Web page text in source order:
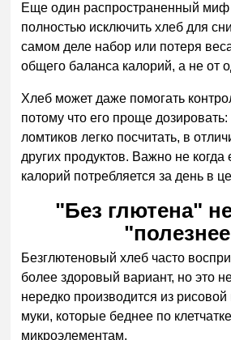
Еще один распространенный миф
полностью исключить хлеб для
самом деле набор или потеря
общего баланса калорий, а не от
Хлеб может даже помогать
потому что его проще дозировать:
ломтиков легко посчитать, в
других продуктов. Важно не когда
калорий потребляется за день в
"Без глютена"
Безглютеновый хлеб часто
более здоровый вариант, но это
нередко производится из
муки, которые беднее по
микроэлементам.